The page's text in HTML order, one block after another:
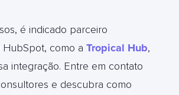
é indicado parceiro
como a Tropical Hub,
integração. Entre em contato
e descubra como